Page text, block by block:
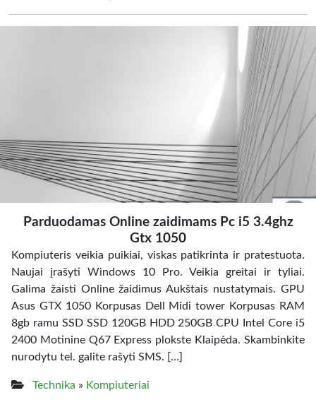
Parduodamas Online zaidimams Pc i5 3.4ghz
Gtx 1050
Kompiuteris veikia puikiai, viskas patikrinta ir pratestuota.
Naujai įrašyti Windows 10 Pro. Veikia greitai ir tyliai.
Galima žaisti Online žaidimus Aukštais nustatymais. GPU
Asus GTX 1050 Korpusas Dell Midi tower Korpusas RAM
8gb ramu SSD SSD 120GB HDD 250GB CPU Intel Core i5
2400 Motinine Q67 Express plokste Klaipėda. Skambinkite
nurodytu tel. galite rašyti SMS. […]
Technika » Kompiuteriai